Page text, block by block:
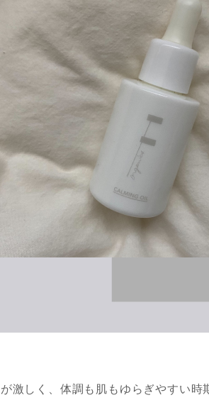
激しく、体調も肌もゆらぎやすい時